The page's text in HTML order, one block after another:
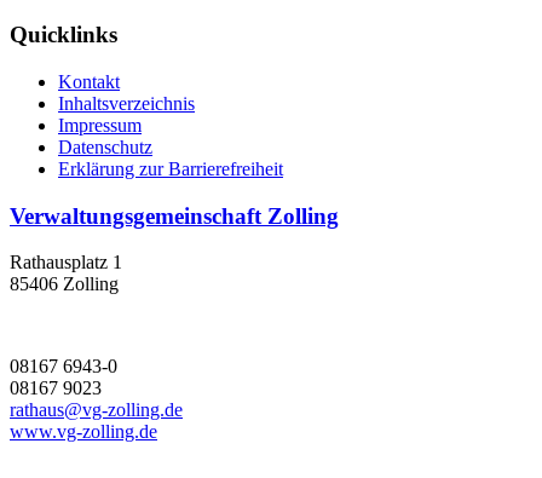
Quicklinks
Kontakt
Inhaltsverzeichnis
Impressum
Datenschutz
Erklärung zur Barrierefreiheit
Verwaltungsgemeinschaft Zolling
Rathausplatz 1
85406 Zolling
08167 6943-0
08167 9023
rathaus@vg-zolling.de
www.vg-zolling.de